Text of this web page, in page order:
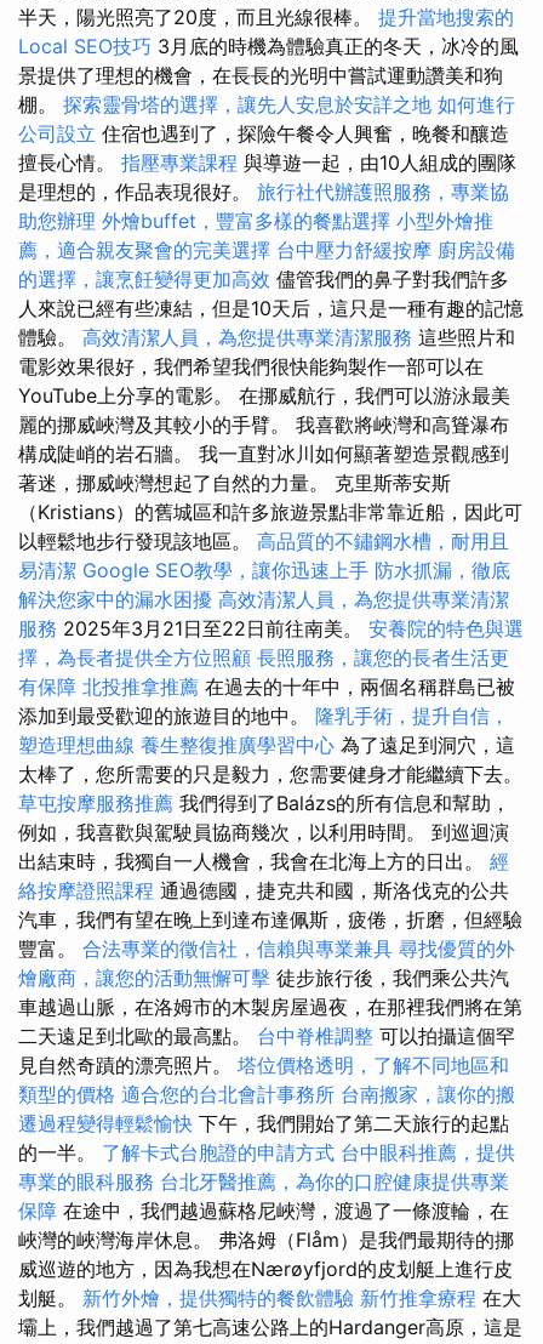
半天，陽光照亮了20度，而且光線很棒。 提升當地搜索的
Local SEO技巧 3月底的時機為體驗真正的冬天，冰冷的風
景提供了理想的機會，在長長的光明中嘗試運動讚美和狗
棚。 探索靈骨塔的選擇，讓先人安息於安詳之地 如何進行
公司設立 住宿也遇到了，探險午餐令人興奮，晚餐和釀造
擅長心情。 指壓專業課程 與導遊一起，由10人組成的團隊
是理想的，作品表現很好。 旅行社代辦護照服務，專業協
助您辦理 外燴buffet，豐富多樣的餐點選擇 小型外燴推
薦，適合親友聚會的完美選擇 台中壓力舒緩按摩 廚房設備
的選擇，讓烹飪變得更加高效 儘管我們的鼻子對我們許多
人來說已經有些凍結，但是10天后，這只是一種有趣的記憶
體驗。 高效清潔人員，為您提供專業清潔服務 這些照片和
電影效果很好，我們希望我們很快能夠製作一部可以在
YouTube上分享的電影。 在挪威航行，我們可以游泳最美
麗的挪威峽灣及其較小的手臂。 我喜歡將峽灣和高聳瀑布
構成陡峭的岩石牆。 我一直對冰川如何顯著塑造景觀感到
著迷，挪威峽灣想起了自然的力量。 克里斯蒂安斯
（Kristians）的舊城區和許多旅遊景點非常靠近船，因此可
以輕鬆地步行發現該地區。 高品質的不鏽鋼水槽，耐用且
易清潔 Google SEO教學，讓你迅速上手 防水抓漏，徹底
解決您家中的漏水困擾 高效清潔人員，為您提供專業清潔
服務 2025年3月21日至22日前往南美。 安養院的特色與選
擇，為長者提供全方位照顧 長照服務，讓您的長者生活更
有保障 北投推拿推薦 在過去的十年中，兩個名稱群島已被
添加到最受歡迎的旅遊目的地中。 隆乳手術，提升自信，
塑造理想曲線 養生整復推廣學習中心 為了遠足到洞穴，這
太棒了，您所需要的只是毅力，您需要健身才能繼續下去。
草屯按摩服務推薦 我們得到了Balázs的所有信息和幫助，
例如，我喜歡與駕駛員協商幾次，以利用時間。 到巡迴演
出結束時，我獨自一人機會，我會在北海上方的日出。 經
絡按摩證照課程 通過德國，捷克共和國，斯洛伐克的公共
汽車，我們有望在晚上到達布達佩斯，疲倦，折磨，但經驗
豐富。 合法專業的徵信社，信賴與專業兼具 尋找優質的外
燴廠商，讓您的活動無懈可擊 徒步旅行後，我們乘公共汽
車越過山脈，在洛姆市的木製房屋過夜，在那裡我們將在第
二天遠足到北歐的最高點。 台中脊椎調整 可以拍攝這個罕
見自然奇蹟的漂亮照片。 塔位價格透明，了解不同地區和
類型的價格 適合您的台北會計事務所 台南搬家，讓你的搬
遷過程變得輕鬆愉快 下午，我們開始了第二天旅行的起點
的一半。 了解卡式台胞證的申請方式 台中眼科推薦，提供
專業的眼科服務 台北牙醫推薦，為你的口腔健康提供專業
保障 在途中，我們越過蘇格尼峽灣，渡過了一條渡輪，在
峽灣的峽灣海岸休息。 弗洛姆（Flåm）是我們最期待的挪
威巡遊的地方，因為我想在Nærøyfjord的皮划艇上進行皮
划艇。 新竹外燴，提供獨特的餐飲體驗 新竹推拿療程 在大
壩上，我們越過了第七高速公路上的Hardanger高原，這是